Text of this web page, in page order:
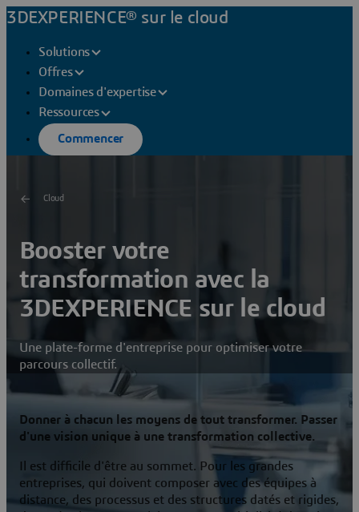
3DEXPERIENCE® sur le cloud
Solutions
Offres
Domaines d'expertise
Ressources
Commencer
Cloud
Booster votre
transformation avec la
3DEXPERIENCE sur le cloud
Une plate-forme d'entreprise pour optimiser votre
parcours collectif.
Donner à chacun les moyens de tout transformer. Passer
d'une vision unique à une transformation collective.
Il est difficile d'être au sommet. Pour les grandes
entreprises, qui doivent composer avec des équipes à
distance, des processus et des structures datés et rigides,